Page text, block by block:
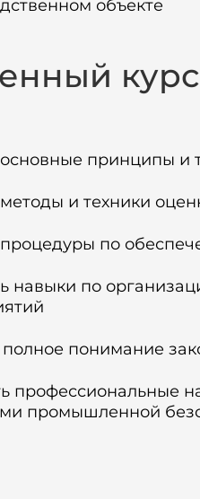
объекте
основные принципы
и техники
процедуры по
навыки по
полное понимание
профессиональные
промышленной